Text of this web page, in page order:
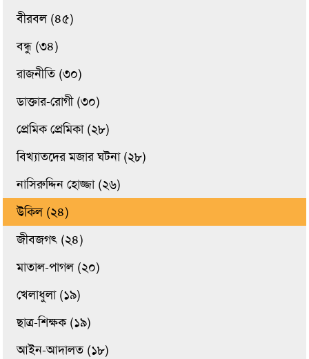
বীরবল (৪৫)
বন্ধু (৩৪)
রাজনীতি (৩০)
ডাক্তার-রোগী (৩০)
প্রেমিক প্রেমিকা (২৮)
বিখ্যাতদের মজার ঘটনা (২৮)
নাসিরুদ্দিন হোজ্জা (২৬)
উকিল (২৪)
জীবজগৎ (২৪)
মাতাল-পাগল (২০)
খেলাধুলা (১৯)
ছাত্র-শিক্ষক (১৯)
আইন-আদালত (১৮)